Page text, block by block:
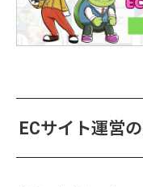
ECサイト運営